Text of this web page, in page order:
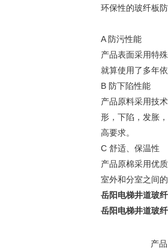
环保性的玻纤板
A 防污性能
产品表面采用特
就算使用了多年
B 防下陷性能
产品原料采用技
形，下陷，发胀
高要求。
C 舒适、保温性
产品原棉采用优
室外和分室之间
岳阳电梯井道玻
岳阳电梯井道玻
产